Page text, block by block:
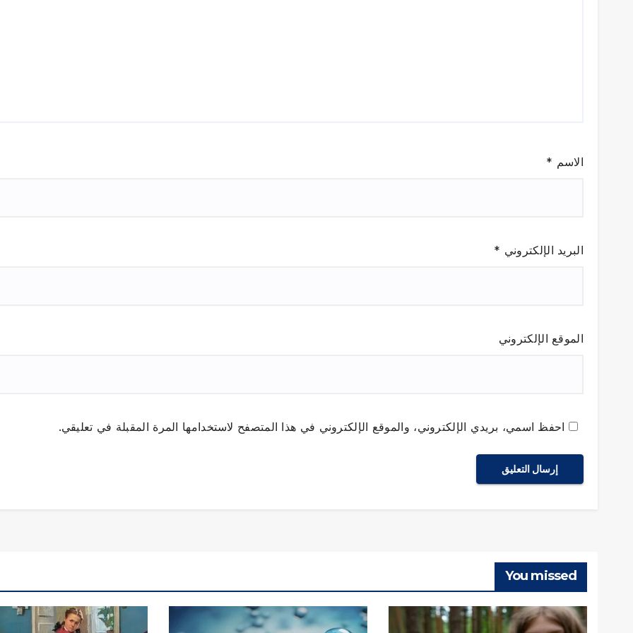
الاسم *
البريد الإلكتروني *
الموقع الإلكتروني
احفظ اسمي، بريدي الإلكتروني، والموقع الإلكتروني في هذا المتصفح لاستخدامها المرة المقبلة في تعليقي.
You missed